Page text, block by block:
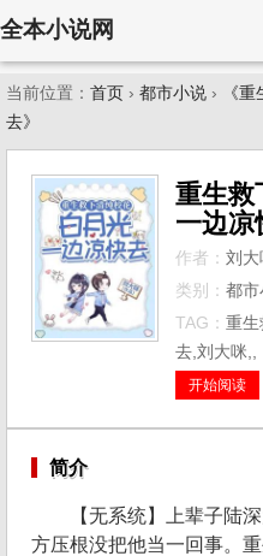
全本小说网
当前位置： 首页 › 都市小说 ›
《
去》
重生救
一边凉
作者： 刘大
类别： 都市
TAG： 重生
去,刘大咪,,
开始阅读
简介
【无系统】上辈子陆
方压根没把他当一回事。